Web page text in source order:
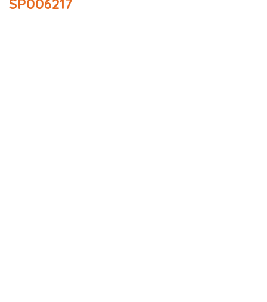
SP006217